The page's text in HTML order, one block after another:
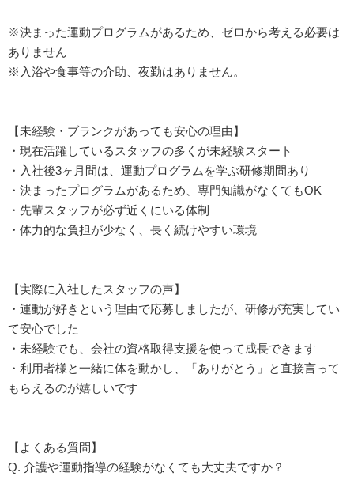
※決まった運動プログラムがあるため、ゼロから考える必要は
ありません
※入浴や食事等の介助、夜勤はありません。
【未経験・ブランクがあっても安心の理由】
・現在活躍しているスタッフの多くが未経験スタート
・入社後3ヶ月間は、運動プログラムを学ぶ研修期間あり
・決まったプログラムがあるため、専門知識がなくてもOK
・先輩スタッフが必ず近くにいる体制
・体力的な負担が少なく、長く続けやすい環境
【実際に入社したスタッフの声】
・運動が好きという理由で応募しましたが、研修が充実してい
て安心でした
・未経験でも、会社の資格取得支援を使って成長できます
・利用者様と一緒に体を動かし、「ありがとう」と直接言って
もらえるのが嬉しいです
【よくある質問】
Q. 介護や運動指導の経験がなくても大丈夫ですか？